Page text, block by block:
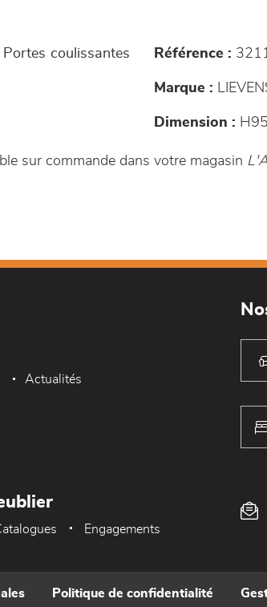
coulissantes
Référence :
Marque :
Dimension :
sur commande dans votre magasin
Actualités
Engagements
Politique de confidentialité